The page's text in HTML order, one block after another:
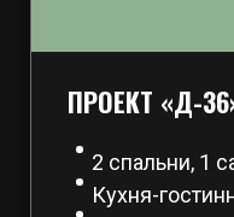
ПРОЕКТ «Д-
2 спальни, 1
Кухня-